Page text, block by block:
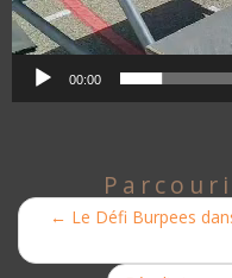
00:00
← Le Défi Burpees